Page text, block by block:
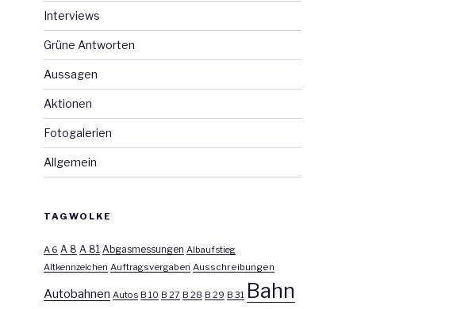
Interviews
Grüne Antworten
Aussagen
Aktionen
Fotogalerien
Allgemein
TAGWOLKE
A 6 A 8 A 81 Abgasmessungen Albaufstieg
Altkennzeichen Auftragsvergaben Ausschreibungen
Autobahnen Autos B 10 B 27 B 28 B 29 B 31 Bahn